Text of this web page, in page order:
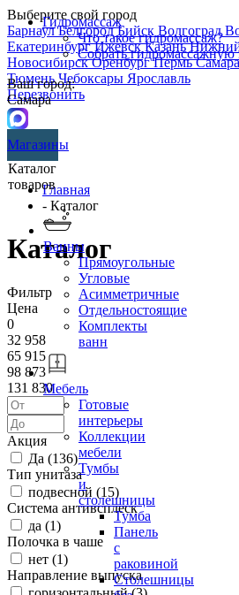
Выберите свой город
БарнаулБелгородБийск Волгоград
ЕкатеринбургИжевскКазань
НовосибирскОренбургПермь
ТюменьЧебоксары Ярославль
Перезвонить
Гидромассаж
Что такое гидромассаж?
Собрать гидромассажную
Ваш город:
Самара
Магазины
Каталог
товаров
Ванны
Прямоугольные
Угловые
Асимметричные
Отдельностоящие
Комплекты
ванн
Мебель
Готовые
интерьеры
Коллекции
мебели
Тумбы
и
столешницы
Тумба
Панель
с
раковиной
Столешницы
Главная
- Каталог
Каталог
Фильтр
Цена
0
32 958
65 915
98 873
131 830
Акция
Да (136)
Тип унитаза
подвесной (15)
Система антивсплеск
да (1)
Полочка в чаше
нет (1)
Направление выпуска